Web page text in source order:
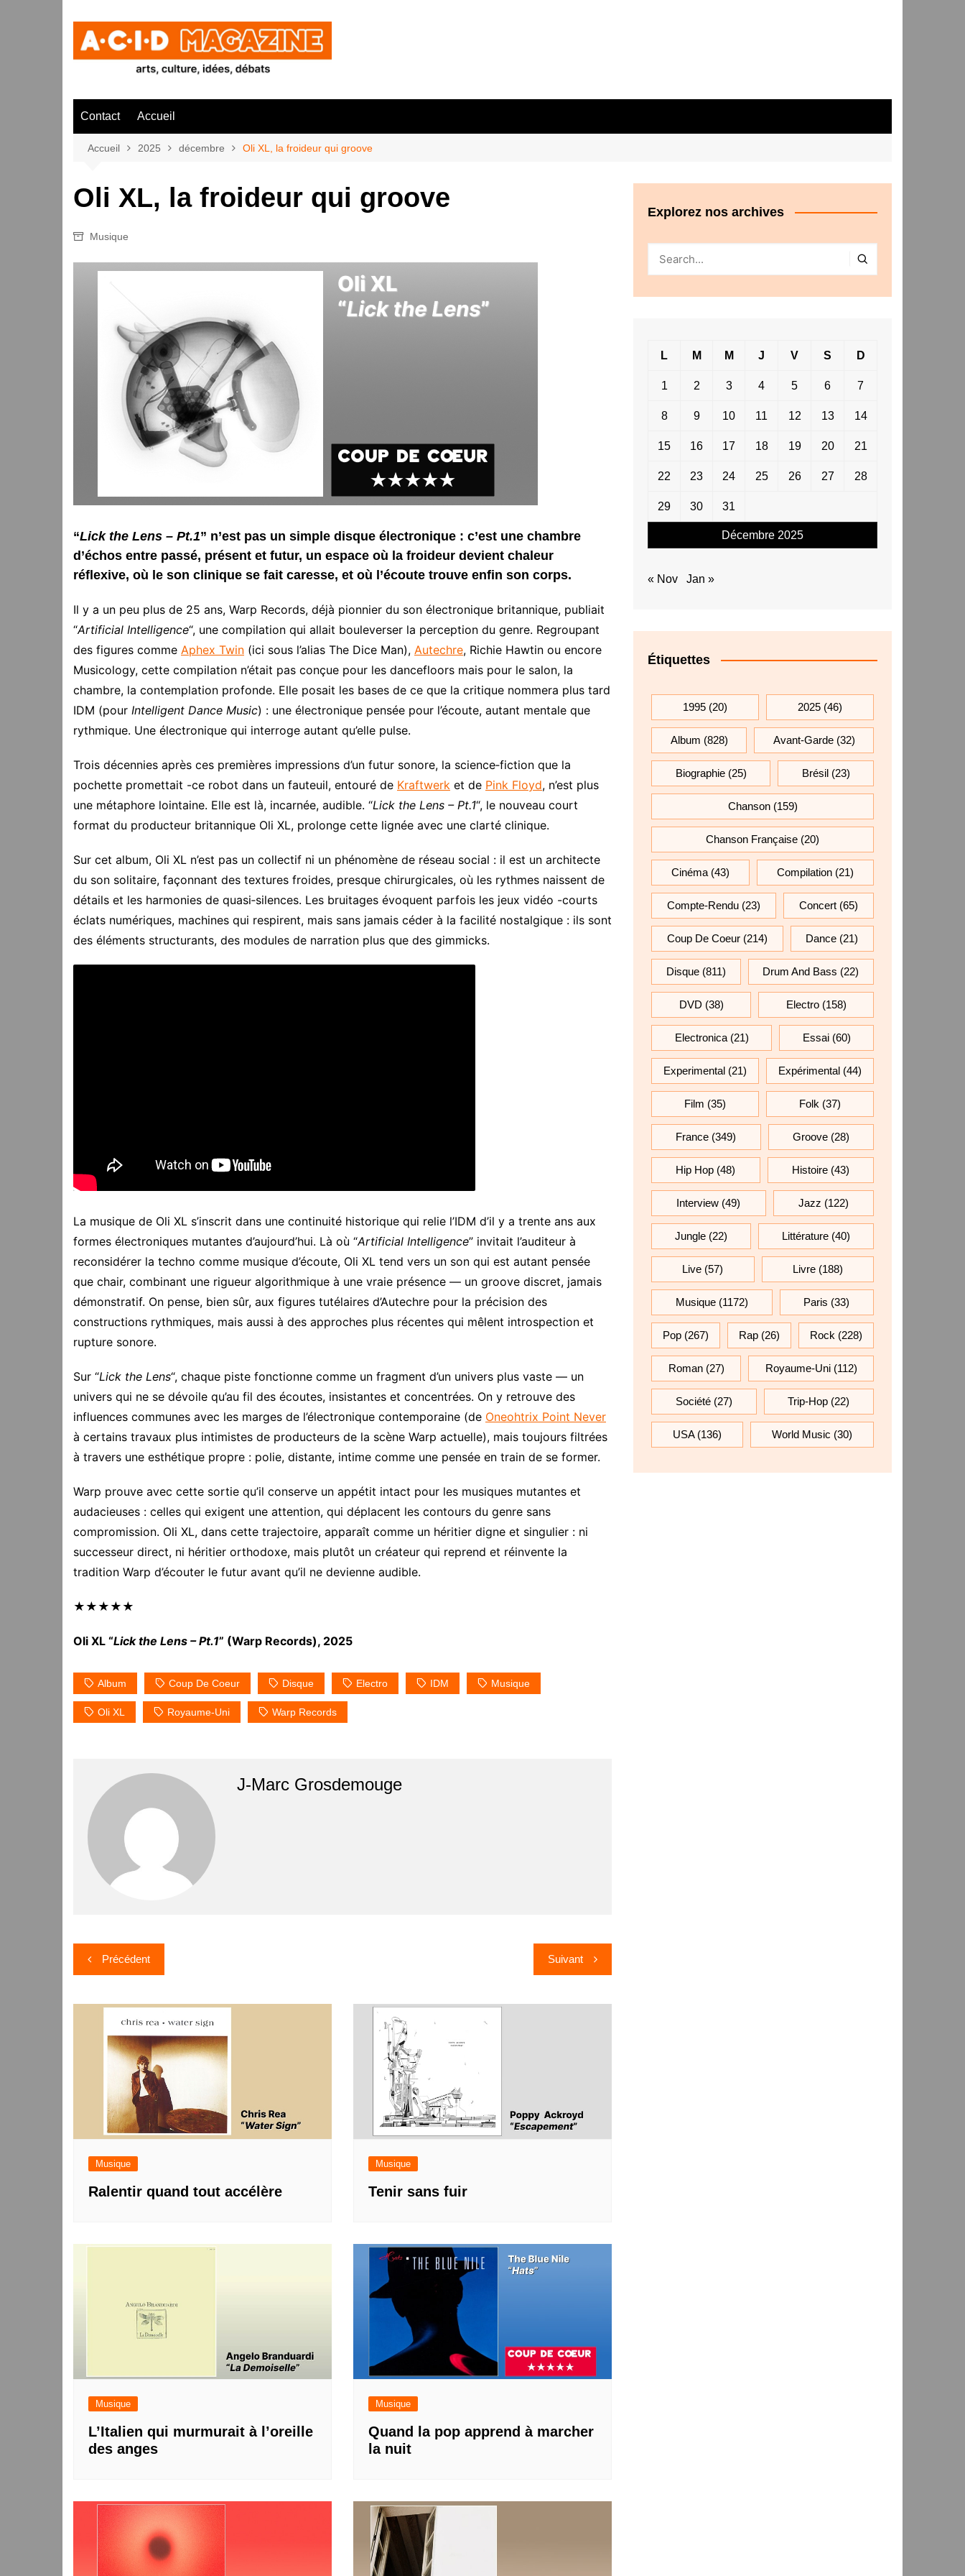
Contact Accueil
Accueil 2025 décembre Oli XL, la froideur qui groove
Oli XL, la froideur qui groove
Musique
“Lick the Lens – Pt.1” n’est pas un simple disque électronique : c’est une chambre
d’échos entre passé, présent et futur, un espace où la froideur devient chaleur
réflexive, où le son clinique se fait caresse, et où l’écoute trouve enfin son corps.
Il y a un peu plus de 25 ans, Warp Records, déjà pionnier du son électronique britannique, publiait
“Artificial Intelligence“, une compilation qui allait bouleverser la perception du genre. Regroupant
des figures comme Aphex Twin (ici sous l’alias The Dice Man), Autechre, Richie Hawtin ou encore
Musicology, cette compilation n’était pas conçue pour les dancefloors mais pour le salon, la
chambre, la contemplation profonde. Elle posait les bases de ce que la critique nommera plus tard
IDM (pour Intelligent Dance Music) : une électronique pensée pour l’écoute, autant mentale que
rythmique. Une électronique qui interroge autant qu’elle pulse.
Trois décennies après ces premières impressions d’un futur sonore, la science‑fiction que la
pochette promettait -ce robot dans un fauteuil, entouré de Kraftwerk et de Pink Floyd, n’est plus
une métaphore lointaine. Elle est là, incarnée, audible. “Lick the Lens – Pt.1“, le nouveau court
format du producteur britannique Oli XL, prolonge cette lignée avec une clarté clinique.
Sur cet album, Oli XL n’est pas un collectif ni un phénomène de réseau social : il est un architecte
du son solitaire, façonnant des textures froides, presque chirurgicales, où les rythmes naissent de
détails et les harmonies de quasi‑silences. Les bruitages évoquent parfois les jeux vidéo -courts
éclats numériques, machines qui respirent, mais sans jamais céder à la facilité nostalgique : ils sont
des éléments structurants, des modules de narration plus que des gimmicks.
La musique de Oli XL s’inscrit dans une continuité historique qui relie l’IDM d’il y a trente ans aux
formes électroniques mutantes d’aujourd’hui. Là où “Artificial Intelligence” invitait l’auditeur à
reconsidérer la techno comme musique d’écoute, Oli XL tend vers un son qui est autant pensée
que chair, combinant une rigueur algorithmique à une vraie présence — un groove discret, jamais
démonstratif. On pense, bien sûr, aux figures tutélaires d’Autechre pour la précision des
constructions rythmiques, mais aussi à des approches plus récentes qui mêlent introspection et
rupture sonore.
Sur “Lick the Lens“, chaque piste fonctionne comme un fragment d’un univers plus vaste — un
univers qui ne se dévoile qu’au fil des écoutes, insistantes et concentrées. On y retrouve des
influences communes avec les marges de l’électronique contemporaine (de Oneohtrix Point Never
à certains travaux plus intimistes de producteurs de la scène Warp actuelle), mais toujours filtrées
à travers une esthétique propre : polie, distante, intime comme une pensée en train de se former.
Warp prouve avec cette sortie qu’il conserve un appétit intact pour les musiques mutantes et
audacieuses : celles qui exigent une attention, qui déplacent les contours du genre sans
compromission. Oli XL, dans cette trajectoire, apparaît comme un héritier digne et singulier : ni
successeur direct, ni héritier orthodoxe, mais plutôt un créateur qui reprend et réinvente la
tradition Warp d’écouter le futur avant qu’il ne devienne audible.
★★★★★
Oli XL “Lick the Lens – Pt.1” (Warp Records), 2025
Album Coup De Coeur Disque Electro IDM Musique
Oli XL Royaume-Uni Warp Records
J-Marc Grosdemouge
Navigation
de
l’article
Précédent Suivant
Musique
Ralentir quand tout accélère
Musique
Tenir sans fuir
Musique
L’Italien qui murmurait à l’oreille
des anges
Musique
Quand la pop apprend à marcher
la nuit
Explorez nos archives
Décembre 2025
L M M J V S D
1 2 3 4 5 6 7
8 9 10 11 12 13 14
15 16 17 18 19 20 21
22 23 24 25 26 27 28
29 30 31
« Nov Jan »
Étiquettes
1995 (20) 2025 (46)
Album (828) Avant-Garde(32)
Biographie(25) Brésil(23)
Chanson(159)
Chanson Française (20)
Cinéma (43) Compilation (21)
Compte-Rendu (23) Concert (65)
Coup De Coeur(214) Dance (21)
Disque(811) Drum And Bass (22)
DVD (38) Electro(158)
Electronica(21) Essai(60)
Experimental (21) Expérimental (44)
Film (35) Folk (37)
France (349) Groove(28)
Hip Hop (48) Histoire(43)
Interview (49) Jazz (122)
Jungle (22) Littérature (40)
Live (57) Livre(188)
Musique(1172) Paris (33)
Pop (267) Rap (26) Rock (228)
Roman(27) Royaume-Uni(112)
Société(27) Trip-Hop (22)
USA(136) World Music (30)